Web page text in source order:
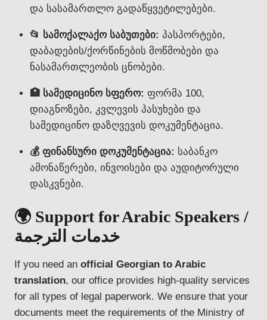
და სასამართლო გადაწყვეტილებები.
📂 სამოქალაქო საბუთები: პასპორტები,
დაბადების/ქორწინების მოწმობები და
ნასამართლეობის ცნობები.
🏥 სამედიცინო სფერო: ფორმა 100,
დიაგნოზები, კვლევის პასუხები და
სამედიცინო დაზღვევის დოკუმენტაცია.
💰 ფინანსური დოკუმენტაცია: საბანკო
ამონაწერები, ინვოისები და აუდიტორული
დასკვნები.
🌍 Support for Arabic Speakers /
خدمات الترجمة
If you need an official Georgian to Arabic
translation, our office provides high-quality services
for all types of legal paperwork. We ensure that your
documents meet the requirements of the Ministry of